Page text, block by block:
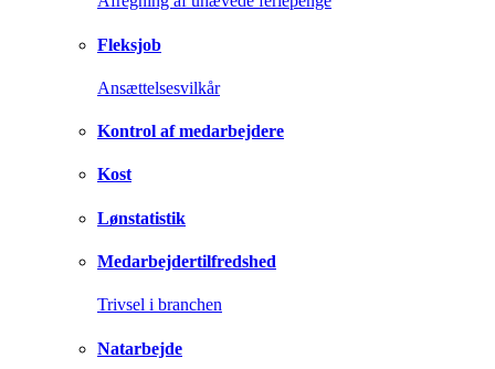
Fleksjob
Ansættelsesvilkår
Kontrol af medarbejdere
Kost
Lønstatistik
Medarbejdertilfredshed
Trivsel i branchen
Natarbejde